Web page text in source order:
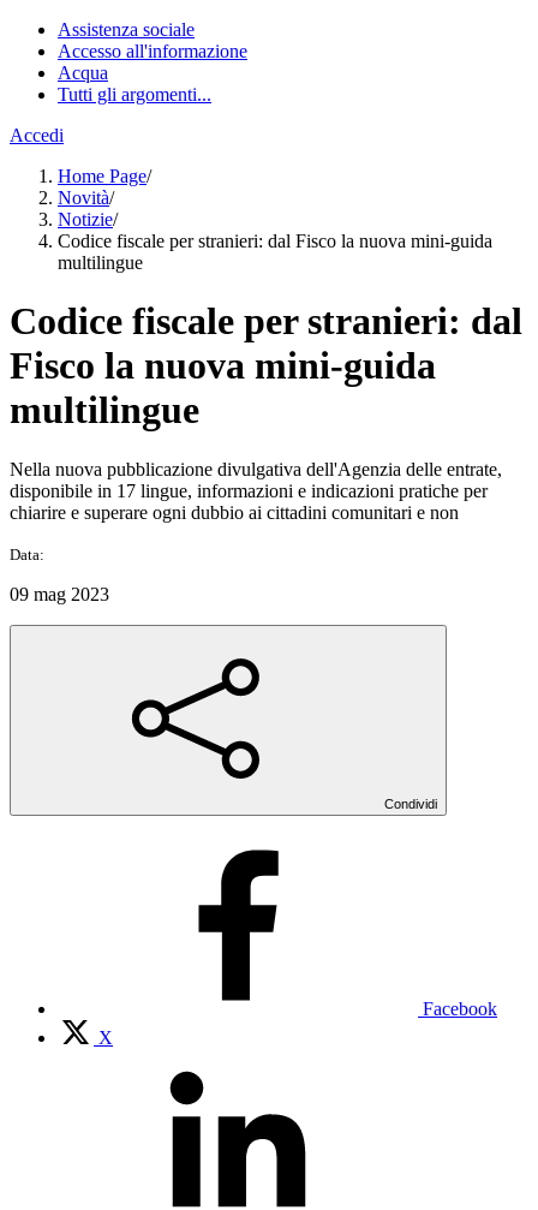
Assistenza sociale
Accesso all'informazione
Acqua
Tutti gli argomenti...
Accedi
Home Page/
Novità/
Notizie/
Codice fiscale per stranieri: dal Fisco la nuova mini-guida
multilingue
Codice fiscale per stranieri: dal
Fisco la nuova mini-guida
multilingue
Nella nuova pubblicazione divulgativa dell'Agenzia delle entrate,
disponibile in 17 lingue, informazioni e indicazioni pratiche per
chiarire e superare ogni dubbio ai cittadini comunitari e non
Data:
09 mag 2023
Condividi
Facebook
X